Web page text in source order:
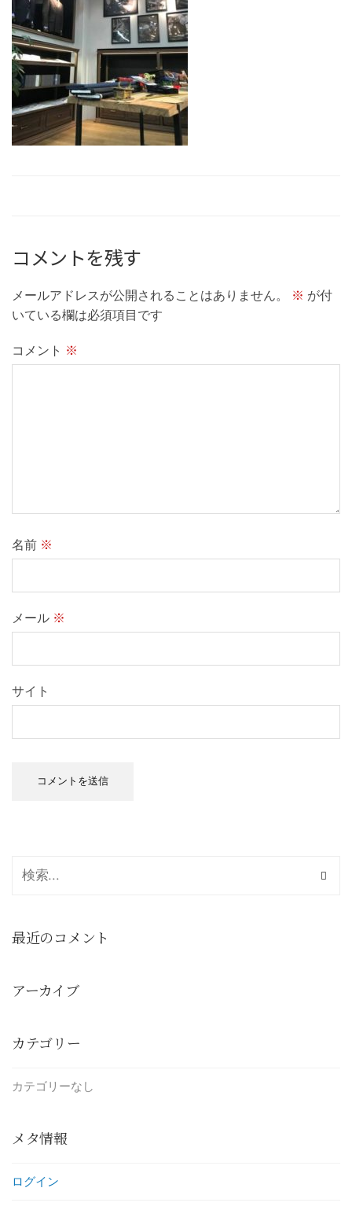
コメントを残す
メールアドレスが公開されることはありません。 ※ が付
いている欄は必須項目です
コメント ※
名前 ※
メール ※
サイト
最近のコメント
アーカイブ
カテゴリー
カテゴリーなし
メタ情報
ログイン